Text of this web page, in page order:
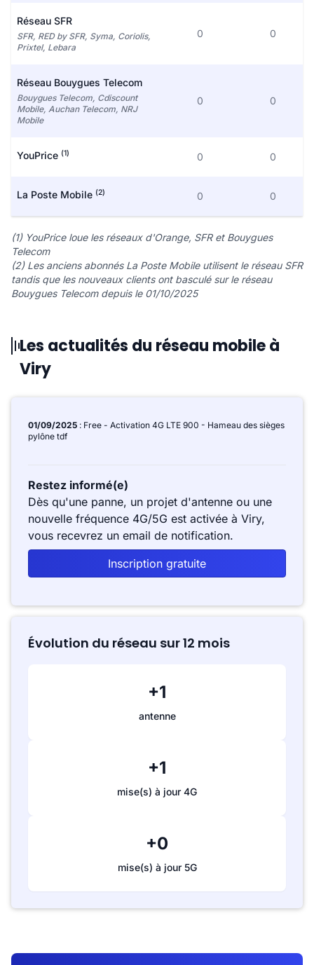
Réseau SFR
SFR, RED by SFR, Syma, Coriolis,
Prixtel, Lebara
0 0
Réseau Bouygues Telecom
Bouygues Telecom, Cdiscount
Mobile, Auchan Telecom, NRJ
Mobile
0 0
YouPrice (1) 0 0
La Poste Mobile (2) 0 0
(1) YouPrice loue les réseaux d'Orange, SFR et Bouygues
Telecom
(2) Les anciens abonnés La Poste Mobile utilisent le réseau SFR
tandis que les nouveaux clients ont basculé sur le réseau
Bouygues Telecom depuis le 01/10/2025
Les actualités du réseau mobile à
Viry
01/09/2025 : Free - Activation 4G LTE 900 - Hameau des sièges
pylône tdf
Restez informé(e)
Dès qu'une panne, un projet d'antenne ou une
nouvelle fréquence 4G/5G est activée à Viry,
vous recevrez un email de notification.
Inscription gratuite
Évolution du réseau sur 12 mois
+1
antenne
+1
mise(s) à jour 4G
+0
mise(s) à jour 5G